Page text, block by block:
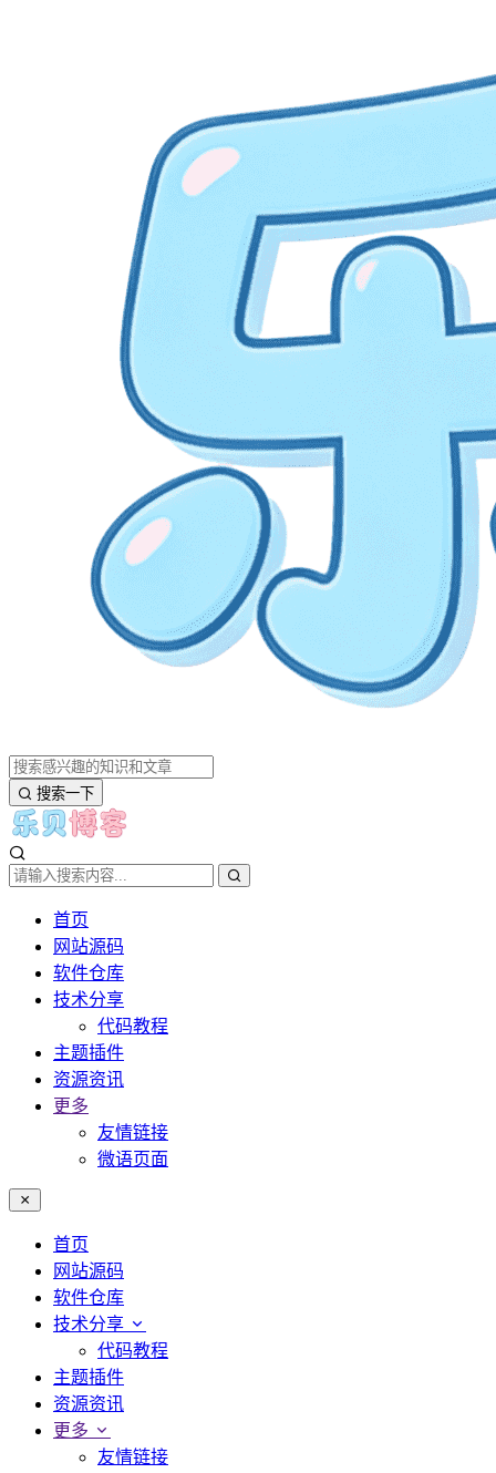
搜索一下
首页
网站源码
软件仓库
技术分享
代码教程
主题插件
资源资讯
更多
友情链接
微语页面
首页
网站源码
软件仓库
技术分享
代码教程
主题插件
资源资讯
更多
友情链接